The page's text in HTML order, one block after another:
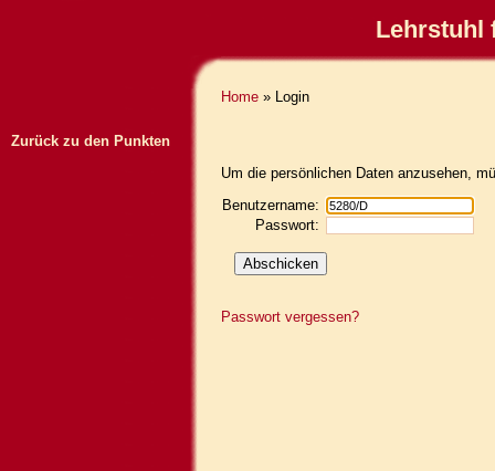
Lehrstuhl
Zurück zu den Punkten
Home » Login
Um die persönlichen Daten anzusehen,
Benutzername:
Passwort:
Passwort vergessen?